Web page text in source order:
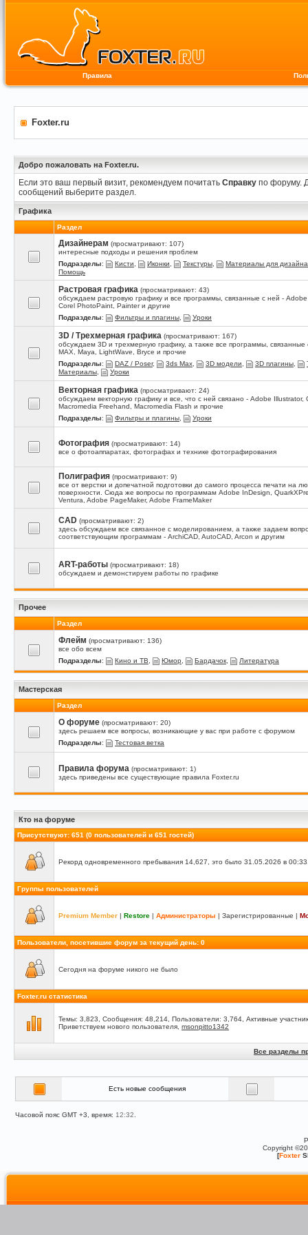
Правила
Foxter.ru
Добро пожаловать на Foxter.ru.
Если это ваш первый визит, рекомендуем почитать Справку по форуму.
сообщений выберите раздел.
Графика
Раздел
Дизайнерам (просматривают: 107)
интересные подходы и решения проблем
Подразделы: Кисти Иконки Текстуры
Материалы для дизайна
Помощь
Растровая графика (просматривают: 43)
обсуждаем растровую графику и все программы, связанные с ней -
Corel PhotoPaint, Painter и другие
Подразделы: Фильтры и плагины Уроки
3D / Трехмерная графика (просматривают: 167)
обсуждаем 3D и трехмерную графику, а также все программы, связанные
MAX, Maya, LightWave, Bryce и прочие
Подразделы: DAZ / Poser, 3ds Max 3D модели 3D плагины
Материалы
Уроки
Векторная графика (просматривают: 24)
обсуждаем векторную графику и все, что с ней связано - Adobe Illustrator,
Macromedia Freehand, Macromedia Flash и прочие
Подразделы: Фильтры и плагины Уроки
Фотография (просматривают: 14)
все о фотоаппаратах, фотографах и технике фотографирования
Полиграфия (просматривают: 9)
все от верстки и допечатной подготовки до самого процесса печати на
поверхности. Сюда же вопросы по программам Adobe InDesign,
Ventura, Adobe PageMaker, Adobe FrameMaker
CAD (просматривают: 2)
здесь обсуждаем все связанное с моделированием, а также задаем
соответствующим программам - ArchiCAD, AutoCAD, Arcon и другим
ART-работы (просматривают: 18)
обсуждаем и демонстируем работы по графике
Прочее
Раздел
Флейм (просматривают: 136)
все обо всем
Подразделы: Кино и ТВ Юмор Бардачок Литература
Мастерская
Раздел
О форуме (просматривают: 20)
здесь решаем все вопросы, возникающие у вас при работе с форумом
Подразделы: Тестовая ветка
Правила форума (просматривают: 1)
здесь приведены все существующие правила Foxter.ru
Кто на форуме
Присутствуют: 651 (0 пользователей и 651 гостей)
Рекорд одновременного пребывания 14,627, это было 31.05.2026 в
Группы пользователей
Premium Member | Restore | Администраторы | Зарегистрированные |
Пользователи, посетившие форум за текущий день: 0
Сегодня на форуме никого не было
Foxter.ru статистика
Темы: 3,823, Сообщения: 48,214, Пользователи: 3,764, Активные
Приветствуем нового пользователя, msonpitto1342
Все разделы
Есть новые сообщения
Часовой пояс GMT +3, время: 12:32
Copyright
[Foxter